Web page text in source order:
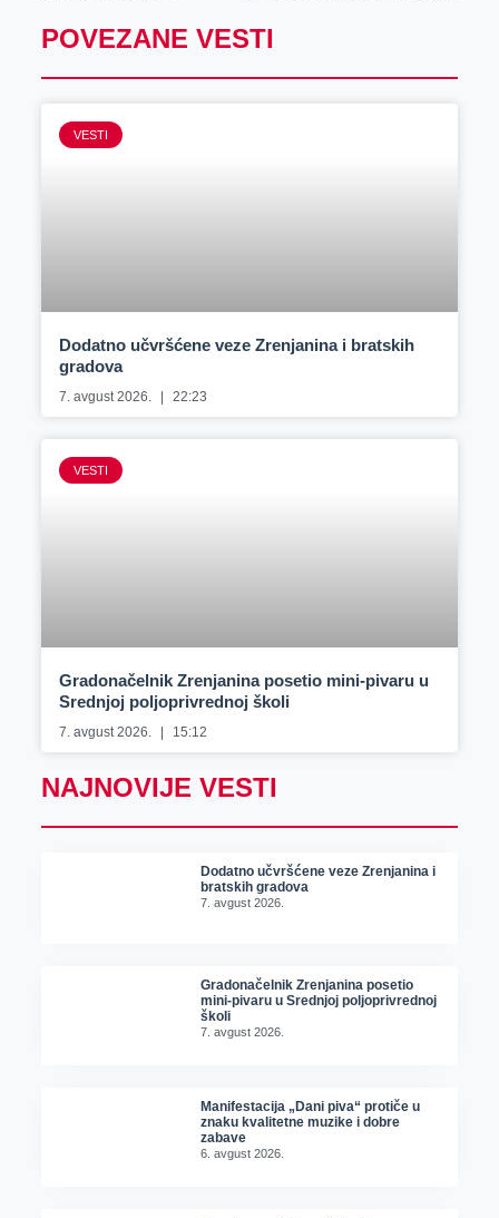
POVEZANE VESTI
VESTI
Dodatno učvršćene veze Zrenjanina i bratskih
gradova
7. avgust 2026. 22:23
VESTI
Gradonačelnik Zrenjanina posetio mini-pivaru u
Srednjoj poljoprivrednoj školi
7. avgust 2026. 15:12
NAJNOVIJE VESTI
Dodatno učvršćene veze Zrenjanina i
bratskih gradova
7. avgust 2026.
Gradonačelnik Zrenjanina posetio
mini-pivaru u Srednjoj poljoprivrednoj
školi
7. avgust 2026.
Manifestacija „Dani piva“ protiče u
znaku kvalitetne muzike i dobre
zabave
6. avgust 2026.